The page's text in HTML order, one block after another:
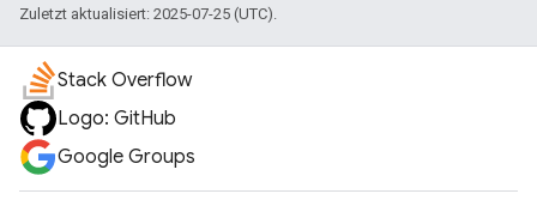
Zuletzt aktualisiert: 2025-07-25 (UTC).
Stack Overflow
Logo: GitHub
Google Groups